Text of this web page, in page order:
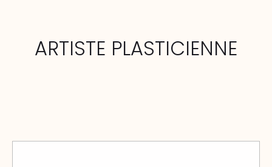
ARTISTE PLASTICIENNE